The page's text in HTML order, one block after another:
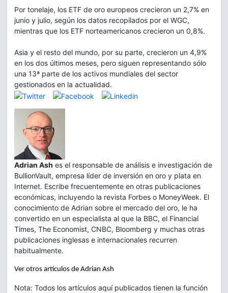
Por tonelaje, los ETF de oro europeos crecieron un 2,7% en
junio y julio, según los datos recopilados por el WGC,
mientras que los ETF norteamericanos crecieron un 0,8%.
Asia y el resto del mundo, por su parte, crecieron un 4,9%
en los dos últimos meses, pero siguen representando sólo
una 13ª parte de los activos mundiales del sector
gestionados en la actualidad.
Adrian Ash es el responsable de análisis e investigación de
BullionVault, empresa líder de inversión en oro y plata en
Internet. Escribe frecuentemente en otras publicaciones
económicas, incluyendo la revista Forbes o MoneyWeek. El
conocimiento de Adrian sobre el mercado del oro, le ha
convertido en un especialista al que la BBC, el Financial
Times, The Economist, CNBC, Bloomberg y muchas otras
publicaciones inglesas e internacionales recurren
habitualmente.
Ver otros artículos de Adrian Ash
Nota: Todos los artículos aquí publicados tienen la función